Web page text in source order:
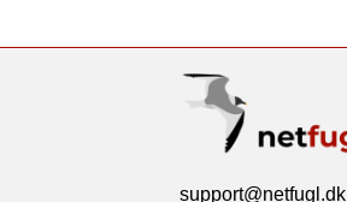
support@netfugl.dk